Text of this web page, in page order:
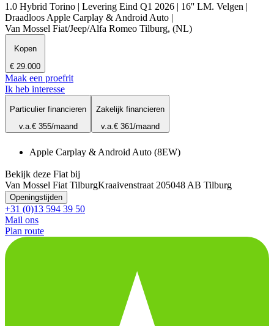
1.0 Hybrid Torino | Levering Eind Q1 2026 | 16'' LM. Velgen |
Draadloos Apple Carplay & Android Auto |
Van Mossel Fiat/Jeep/Alfa Romeo Tilburg, (NL)
Kopen
€ 29.000
Maak een proefrit
Ik heb interesse
Particulier financieren
v.a.€ 355/maand
Zakelijk financieren
v.a.€ 361/maand
Apple Carplay & Android Auto (8EW)
Bekijk deze Fiat bij
Van Mossel Fiat TilburgKraaivenstraat 205048 AB Tilburg
Openingstijden
+31 (0)13 594 39 50
Mail ons
Plan route